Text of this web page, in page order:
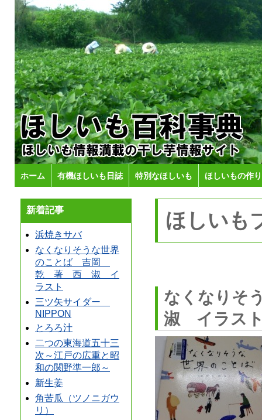
ホーム 有機ほしいも日誌 特別なほしいも ほしいもの作
新着記事
浜焼きサバ
なくなりそうな世界
のことば 吉岡
乾 著 西 淑 イ
ラスト
三ツ矢サイダー
NIPPON
とろろ汁
二つの東海道五十三
次～江戸の広重と昭
和の関野準一郎～
新生姜
角苦瓜（ツノニガウ
リ）
ほしいも
なくなり
淑 イラス